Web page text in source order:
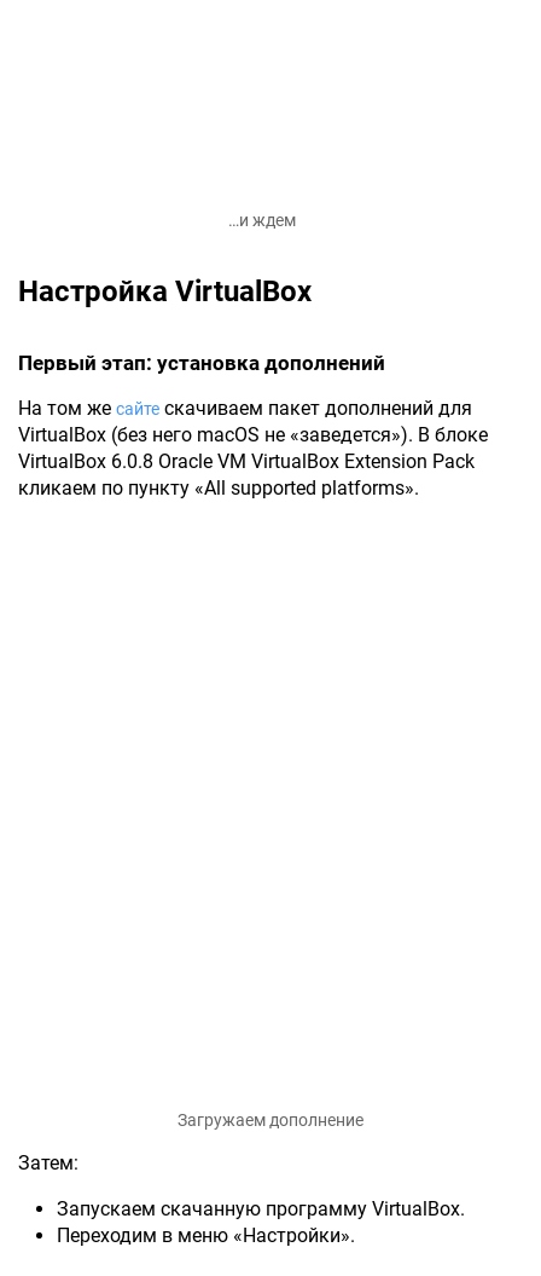
…и ждем
Настройка VirtualBox
Первый этап: установка дополнений
На том же сайте скачиваем пакет дополнений для
VirtualBox (без него macOS не «заведется»). В блоке
VirtualBox 6.0.8 Oracle VM VirtualBox Extension Pack
кликаем по пункту «All supported platforms».
Загружаем дополнение
Затем:
Запускаем скачанную программу VirtualBox.
Переходим в меню «Настройки».